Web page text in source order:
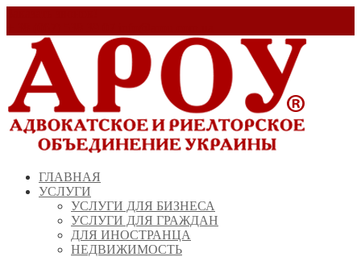
ГЛАВНАЯ
УСЛУГИ
УСЛУГИ ДЛЯ БИЗНЕСА
УСЛУГИ ДЛЯ ГРАЖДАН
ДЛЯ ИНОСТРАНЦА
НЕДВИЖИМОСТЬ